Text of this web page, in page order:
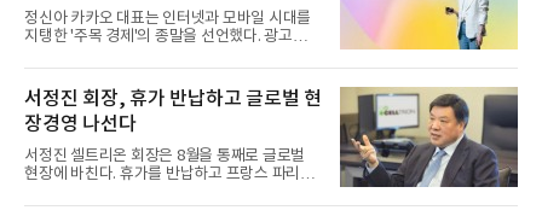
정신아 카카오 대표는 인터넷과 모바일 시대를
지탱한 '주목 경제'의 종말을 선언했다. 광고를
서정진 회장, 휴가 반납하고 글로벌 현
장경영 나선다
서정진 셀트리온 회장은 8월을 통째로 글로벌
현장에 바친다. 휴가를 반납하고 프랑스 파리에